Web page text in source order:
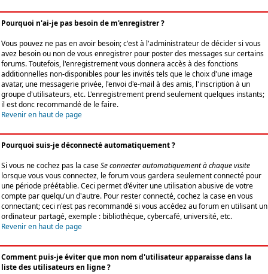
Pourquoi n'ai-je pas besoin de m'enregistrer ?
Vous pouvez ne pas en avoir besoin; c'est à l'administrateur de décider si vous
avez besoin ou non de vous enregistrer pour poster des messages sur certains
forums. Toutefois, l'enregistrement vous donnera accès à des fonctions
additionnelles non-disponibles pour les invités tels que le choix d'une image
avatar, une messagerie privée, l'envoi d'e-mail à des amis, l'inscription à un
groupe d'utilisateurs, etc. L'enregistrement prend seulement quelques instants;
il est donc recommandé de le faire.
Revenir en haut de page
Pourquoi suis-je déconnecté automatiquement ?
Si vous ne cochez pas la caseSe connecter automatiquement à chaque visite
lorsque vous vous connectez, le forum vous gardera seulement connecté pour
une période préétablie. Ceci permet d'éviter une utilisation abusive de votre
compte par quelqu'un d'autre. Pour rester connecté, cochez la case en vous
connectant; ceci n'est pas recommandé si vous accédez au forum en utilisant un
ordinateur partagé, exemple : bibliothèque, cybercafé, université, etc.
Revenir en haut de page
Comment puis-je éviter que mon nom d'utilisateur apparaisse dans la
liste des utilisateurs en ligne ?